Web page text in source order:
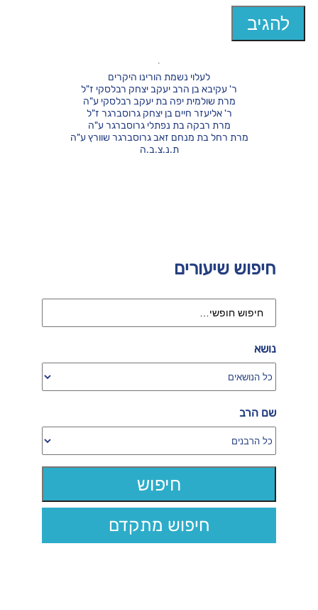
חיפוש שיעורים
נושא
שם הרב
חיפוש מתקדם
לעלוי נשמת הורינו היקרים
ר' עקיבא בן הרב יעקב יצחק רבלסקי ז"ל
מרת שולמית יפה בת יעקב רבלסקי ע"ה
ר' אליעזר חיים בן יצחק גרוסברגר ז"ל
מרת רבקה בת נפתלי גרוסברגר ע"ה
מרת רחל בת מנחם זאב גרוסברגר שוורץ ע"ה
ת.נ.צ.ב.ה